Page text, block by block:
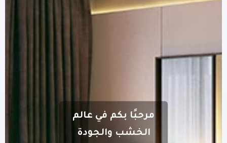
مرحبًا بكم في عالم
الخشب والجودة